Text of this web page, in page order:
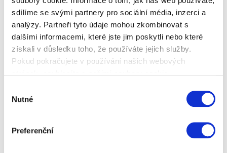
sdílíme se svými partnery pro sociální média, inzerci a
analýzy. Partneři tyto údaje mohou zkombinovat s
dalšími informacemi, které jste jim poskytli nebo které
získali v důsledku toho, že používáte jejich služby.
Pokud pokračujete v používání našich webových
souhlasu
Nutné
Preferenční